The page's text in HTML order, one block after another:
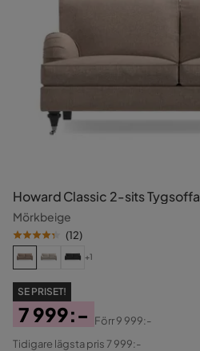
Howard Classic 2-sits Tygsoffa
Mörkbeige
(12)
+1
SE PRISET!
Pris
7 999:-
Original
Förr9 999:-
Tidigare lägsta pris 7 999:-